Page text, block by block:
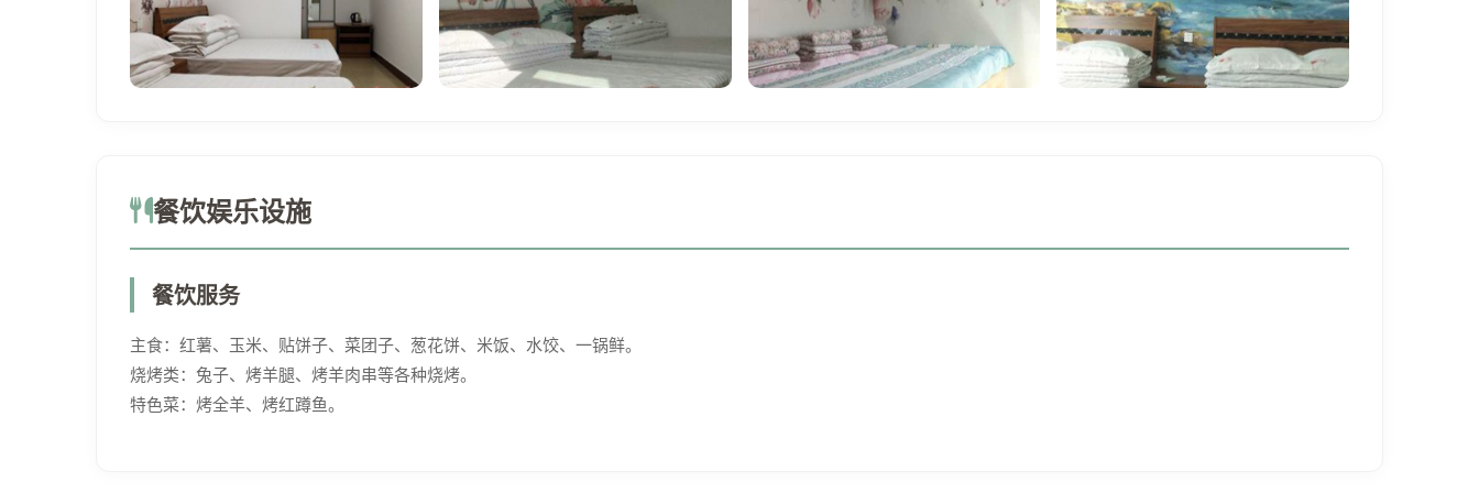
餐饮娱乐设施
餐饮服务
主食：红薯、玉米、贴饼子、菜团子、葱花饼、米饭、水饺、一锅鲜。
烧烤类：兔子、烤羊腿、烤羊肉串等各种烧烤。
特色菜：烤全羊、烤红蹲鱼。